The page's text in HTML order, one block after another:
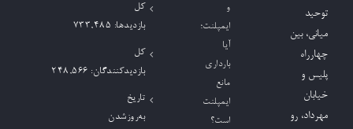
توحید
میانی، بین
چهارراه
پلیس و
خیابان
مهرداد، رو
و
ایمپلنت؛
آیا
بارداری
مانع
ایمپلنت
است؟
کل
بازدیدها: 733,485
کل
بازدیدکنند‌گان: 248,566
تاریخ
به‌روزشدن